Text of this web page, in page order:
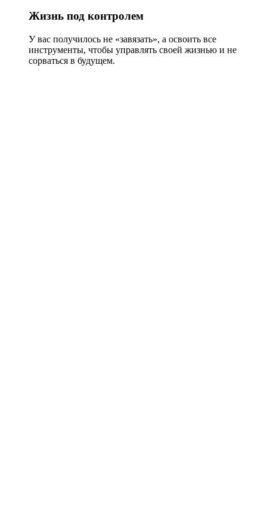
Жизнь под контролем
У вас получилось не «завязать», а освоить все
инструменты, чтобы управлять своей жизнью и не
сорваться в будущем.